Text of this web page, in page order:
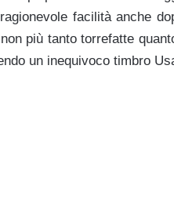
facilità anche
più tanto torrefatte
un inequivoco timbro